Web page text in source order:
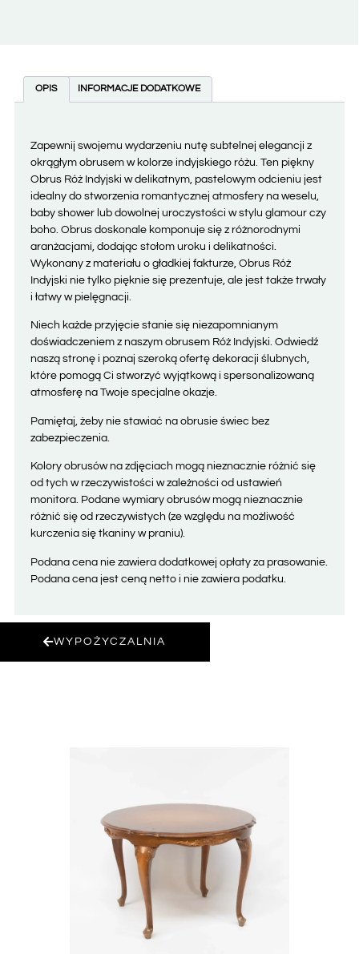
OPIS INFORMACJE DODATKOWE
Zapewnij swojemu wydarzeniu nutę subtelnej elegancji z
okrągłym obrusem w kolorze indyjskiego różu. Ten piękny
Obrus Róż Indyjski w delikatnym, pastelowym odcieniu jest
idealny do stworzenia romantycznej atmosfery na weselu,
baby shower lub dowolnej uroczystości w stylu glamour czy
boho. Obrus doskonale komponuje się z różnorodnymi
aranżacjami, dodając stołom uroku i delikatności.
Wykonany z materiału o gładkiej fakturze, Obrus Róż
Indyjski nie tylko pięknie się prezentuje, ale jest także trwały
i łatwy w pielęgnacji.
Niech każde przyjęcie stanie się niezapomnianym
doświadczeniem z naszym obrusem Róż Indyjski. Odwiedź
naszą stronę i poznaj szeroką ofertę dekoracji ślubnych,
które pomogą Ci stworzyć wyjątkową i spersonalizowaną
atmosferę na Twoje specjalne okazje.
Pamiętaj, żeby nie stawiać na obrusie świec bez
zabezpieczenia.
Kolory obrusów na zdjęciach mogą nieznacznie różnić się
od tych w rzeczywistości w zależności od ustawień
monitora. Podane wymiary obrusów mogą nieznacznie
różnić się od rzeczywistych (ze względu na możliwość
kurczenia się tkaniny w praniu).
Podana cena nie zawiera dodatkowej opłaty za prasowanie.
Podana cena jest ceną netto i nie zawiera podatku.
WYPOŻYCZALNIA